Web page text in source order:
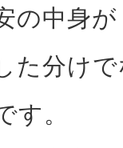
の中身が
た分け
す。